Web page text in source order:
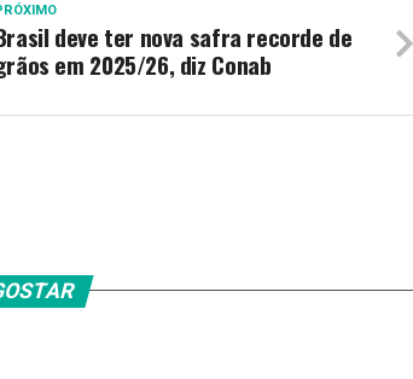
deve ter nova safra recorde de
em 2025/26, diz Conab